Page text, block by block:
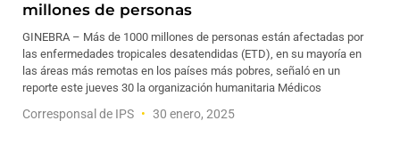
millones de personas
GINEBRA – Más de 1000 millones de personas están afectadas por
las enfermedades tropicales desatendidas (ETD), en su mayoría en
las áreas más remotas en los países más pobres, señaló en un
reporte este jueves 30 la organización humanitaria Médicos
Corresponsal de IPS 30 enero, 2025